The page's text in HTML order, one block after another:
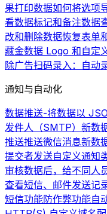
果打印数据如何将选项
看数据标记和备注数据
改和删除数据恢复表单
藏金数据 Logo 和自定
除广告扫码录入：自动
通知与自动化
数据推送-将数据以
发件人（SMTP） 新数
推送推送微信消息新数
提交者发送自定义通知
审核数据后，给不同人
查看短信、邮件发送记
短信功能防作弊功能自